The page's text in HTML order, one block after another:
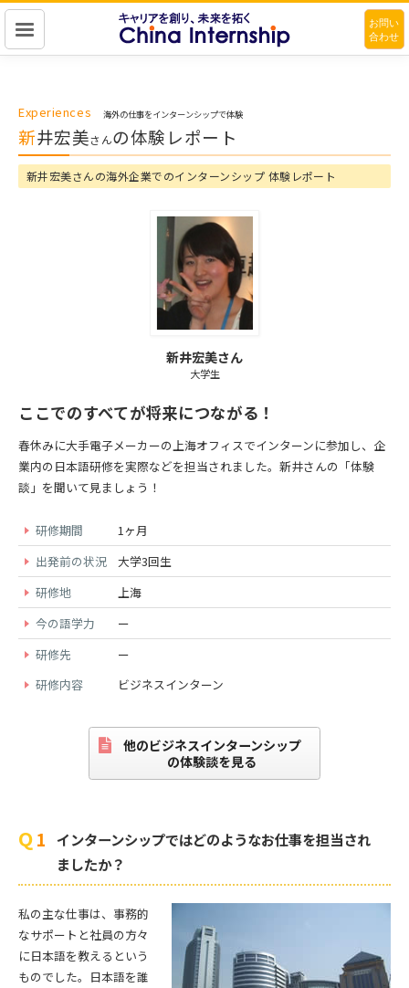
キャリアを作り、未来を拓く
お問い
合わせ
Experiences 海外の仕事をインターンシップで体験
新井宏美さんの体験レポート
新井宏美さんの海外企業でのインターンシップ 体験レポート
ここでのすべてが将来につながる！
春休みに大手電子メーカーの上海オフィスでインターンに参加し、企
業内の日本語研修を実際などを担当されました。新井さんの「体験
談」を聞いて見ましょう！
研修期間
1ヶ月
出発前の状況
大学3回生
研修地
上海
今の語学力
ー
研修先
ー
研修内容
ビジネスインターン
新井宏美さん
大学生
他のビジネスインターンシップ
の体験談を見る
インターンシップではどのようなお仕事を担当され
ましたか？
私の主な仕事は、事務的
なサポートと社員の方々
に日本語を教えるという
ものでした。日本語を誰